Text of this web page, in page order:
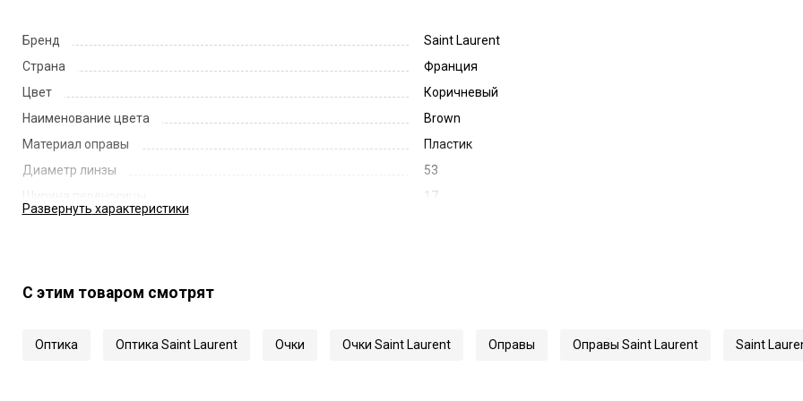
Бренд
Saint Laurent
Страна
Франция
Цвет
Коричневый
Наименование цвета
Brown
Материал оправы
Пластик
Диаметр линзы
53
Ширина переносицы
17
Развернуть характеристики
С этим товаром смотрят
Оптика Оптика Saint Laurent Очки Очки Saint Laurent Оправы Оправы Saint Laurent Saint